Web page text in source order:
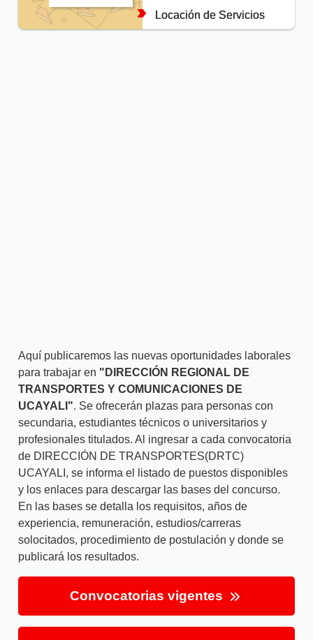
Locación de Servicios
Aquí publicaremos las nuevas oportunidades laborales
para trabajar en "DIRECCIÓN REGIONAL DE
TRANSPORTES Y COMUNICACIONES DE
UCAYALI". Se ofrecerán plazas para personas con
secundaria, estudiantes técnicos o universitarios y
profesionales titulados. Al ingresar a cada convocatoria
de DIRECCIÓN DE TRANSPORTES(DRTC)
UCAYALI, se informa el listado de puestos disponibles
y los enlaces para descargar las bases del concurso.
En las bases se detalla los requisitos, años de
experiencia, remuneración, estudios/carreras
solocitados, procedimiento de postulación y donde se
publicará los resultados.
Convocatorias vigentes